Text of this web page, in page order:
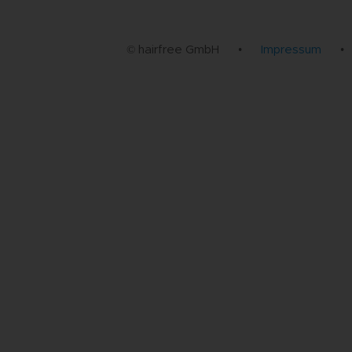
© hairfree GmbH • Impressum •